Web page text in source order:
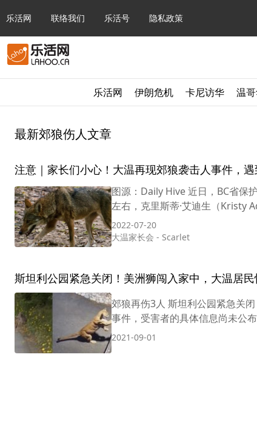
乐活网 联络我们 乐活号 隐私政策
乐活网 伊朗危机 卡尼访华 温
最新郊狼伤人文章
注意｜家长们小心！大温再现郊狼袭击人事件，遇
图源：Daily Hive 近日，BC省保
左右，克里斯蒂·艾迪生（Kristy
2022-07-20
大温家长会 - Scarlet
斯坦利公园紧急关闭！美洲狮闯入家中，大温居民
郊狼再伤3人 斯坦利公园紧急关
事件，受害者的具体信息尚未公
2021-09-01